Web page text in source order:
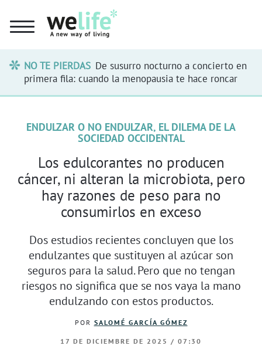
NO TE PIERDAS De susurro nocturno a concierto en
primera fila: cuando la menopausia te hace roncar
ENDULZAR O NO ENDULZAR, EL DILEMA DE LA
SOCIEDAD OCCIDENTAL
Los edulcorantes no producen
cáncer, ni alteran la microbiota, pero
hay razones de peso para no
consumirlos en exceso
Dos estudios recientes concluyen que los
endulzantes que sustituyen al azúcar son
seguros para la salud. Pero que no tengan
riesgos no significa que se nos vaya la mano
endulzando con estos productos.
POR SALOMÉ GARCÍA GÓMEZ
17 DE DICIEMBRE DE 2025 / 07:30